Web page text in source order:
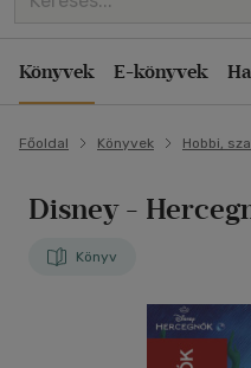
Könyvek E-könyvek
Főoldal Könyvek Hobbi,
Disney -
Könyv